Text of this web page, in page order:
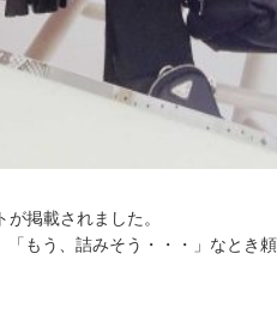
掲載されました。
もう、詰みそう・・・」なとき